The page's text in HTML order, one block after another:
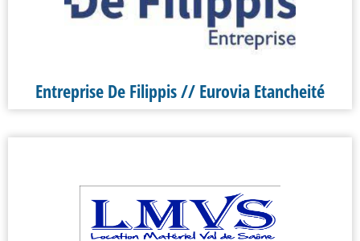
Entreprise De Filippis // Eurovia Etancheité